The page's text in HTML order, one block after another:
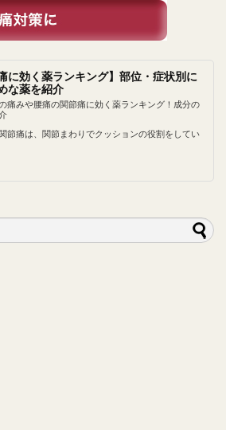
に効く薬ランキング】部位・症状別に
な薬を紹介
痛みや腰痛の関節痛に効く薬ランキング！成分の
節痛は、関節まわりでクッションの役割をしてい